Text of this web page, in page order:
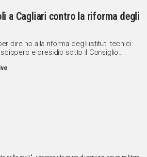
a Cagliari contro la riforma degli
dire no alla riforma degli istituti tecnici:
e presidio sotto il Consiglio